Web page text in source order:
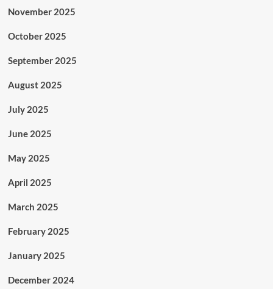
November 2025
October 2025
September 2025
August 2025
July 2025
June 2025
May 2025
April 2025
March 2025
February 2025
January 2025
December 2024